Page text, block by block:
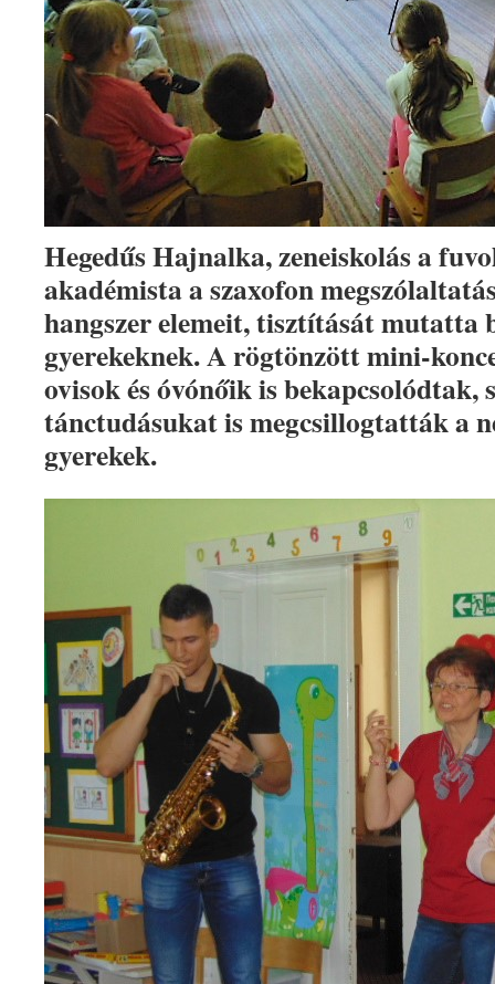
Hegedűs Hajnalka, zeneiskolás a
akadémista a szaxofon
hangszer elemeit, tisztítását mutatta
gyerekeknek. A rögtönzött mini-
ovisok és óvónőik is bekapcsolódtak,
tánctudásukat is megcsillogtatták a
gyerekek.